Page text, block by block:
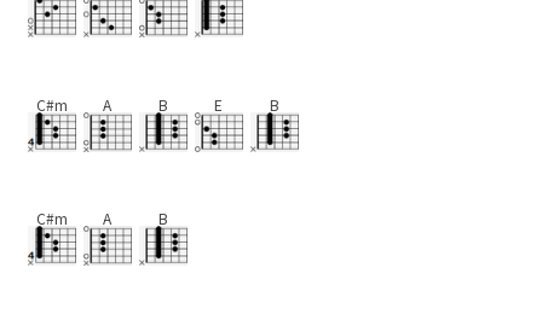
C#m A B E B
C#m A B